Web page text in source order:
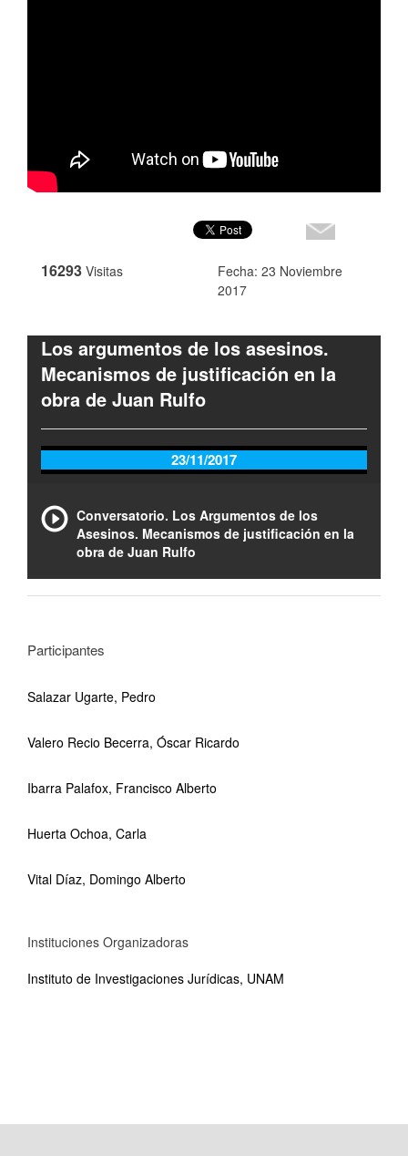
16293 Visitas
Fecha: 23 Noviembre
2017
Los argumentos de los asesinos.
Mecanismos de justificación en la
obra de Juan Rulfo
23/11/2017
Conversatorio. Los Argumentos de los
Asesinos. Mecanismos de justificación en la
obra de Juan Rulfo
Participantes
Salazar Ugarte, Pedro
Valero Recio Becerra, Óscar Ricardo
Ibarra Palafox, Francisco Alberto
Huerta Ochoa, Carla
Vital Díaz, Domingo Alberto
Instituciones Organizadoras
Instituto de Investigaciones Jurídicas, UNAM